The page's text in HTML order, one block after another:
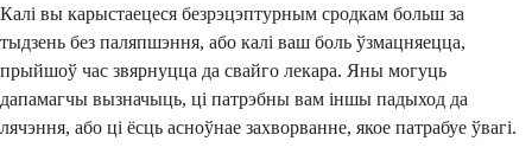
Калі вы карыстаецеся безрэцэптурным сродкам больш за
тыдзень без паляпшэння, або калі ваш боль ўзмацняецца,
прыйшоў час звярнуцца да свайго лекара. Яны могуць
дапамагчы вызначыць, ці патрэбны вам іншы падыход да
лячэння, або ці ёсць асноўнае захворванне, якое патрабуе ўвагі.